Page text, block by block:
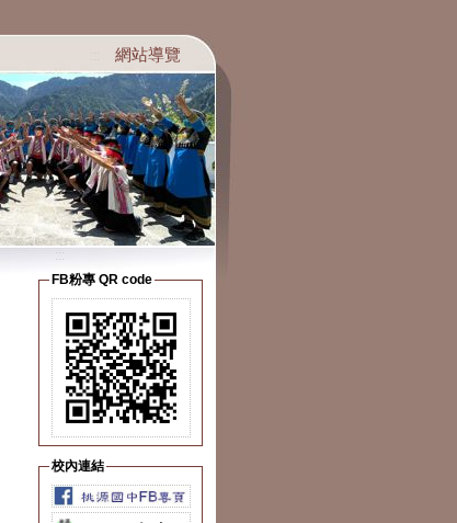
網站導覽
:::
FB粉專 QR code
校內連結